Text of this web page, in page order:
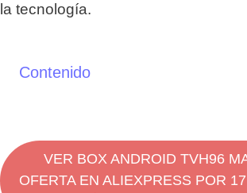
la tecnología.
Contenido
Dónde comprar Android box TV H96
VER BOX ANDROID TVH96
OFERTA EN ALIEXPRESS POR